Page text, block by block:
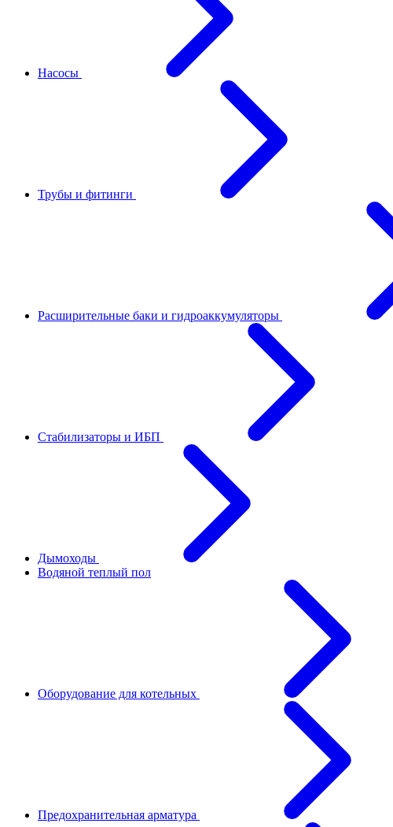
Насосы
Трубы и фитинги
Расширительные баки и гидроаккумуляторы
Стабилизаторы и ИБП
Дымоходы
Водяной теплый пол
Оборудование для котельных
Предохранительная арматура